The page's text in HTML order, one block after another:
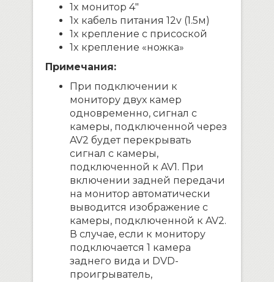
1x монитор 4″
1x кабель питания 12v (1.5м)
1x крепление с присоской
1x крепление «ножка»
Примечания:
При подключении к
монитору двух камер
одновременно, сигнал с
камеры, подключенной через
AV2 будет перекрывать
сигнал с камеры,
подключенной к AV1. При
включении задней передачи
на монитор автоматически
выводится изображение с
камеры, подключенной к AV2.
В случае, если к монитору
подключается 1 камера
заднего вида и DVD-
проигрыватель,